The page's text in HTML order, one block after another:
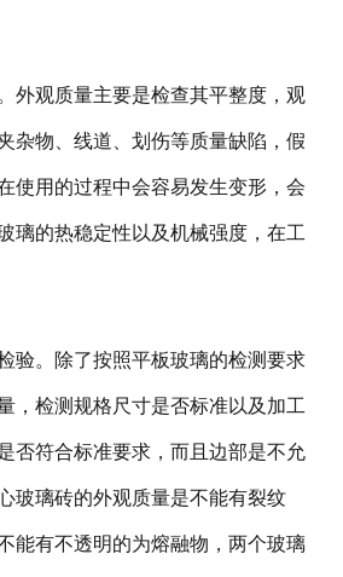
外观质量主要是检查其平整度，观
杂物、线道、划伤等质量缺陷，假
使用的过程中会容易发生变形，会
璃的热稳定性以及机械强度，在工
验。除了按照平板玻璃的检测要求
，检测规格尺寸是否标准以及加工
否符合标准要求，而且边部是不允
玻璃砖的外观质量是不能有裂纹
能有不透明的为熔融物，两个玻璃